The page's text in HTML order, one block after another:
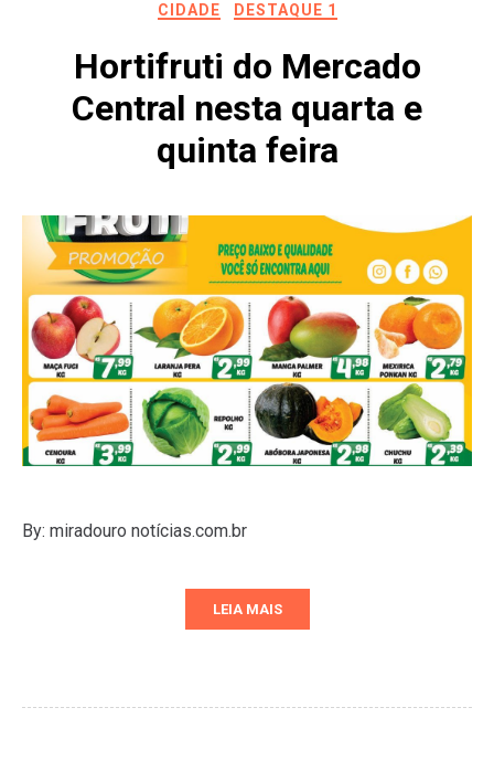
CIDADE DESTAQUE 1
Hortifruti do Mercado
Central nesta quarta e
quinta feira
By: miradouro notícias.com.br
LEIA MAIS